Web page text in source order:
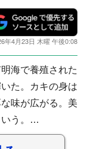
年4月23日 木曜 午後0:08
海で養殖された
た。カキの身は
味が広がる。美
いう。…